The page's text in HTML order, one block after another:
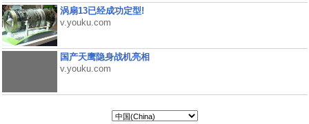
涡扇13已经成功定型!
v.youku.com
国产天鹰隐身战机亮相
v.youku.com